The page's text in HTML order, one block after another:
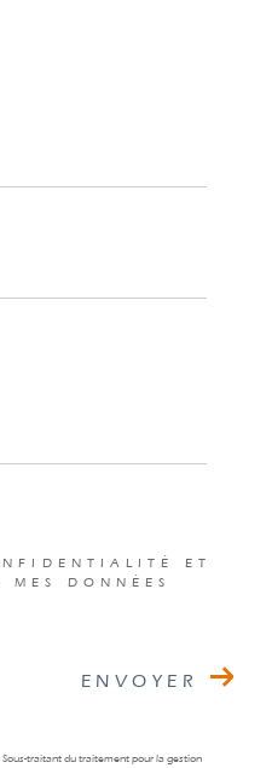
ET
DONNÉES
ENVOYER
traitant du traitement pour la gestion